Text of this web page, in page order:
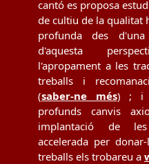
cantó es proposa
de cultiu de la qualitat
profunda des
d'aquesta
l'apropament a les
treballs i
(saber-ne més) ; i
profunds canvis
implantació de les
accelerada per
treballs els trobareu a